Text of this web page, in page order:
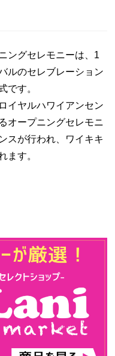
ングセレモニーは、1
ルのセレブレーション
です。
イヤルハワイアンセン
オープニングセレモニ
スが行われ、ワイキキ
ます。